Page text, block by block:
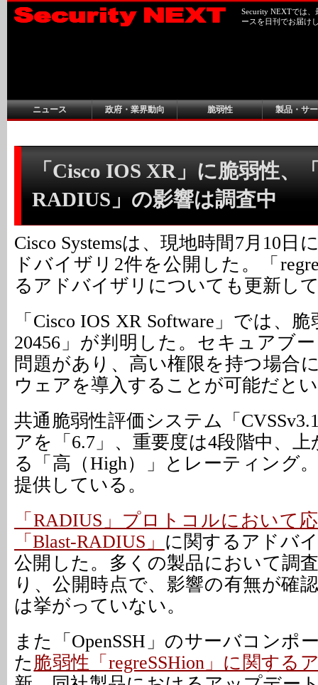
Security NEXTでは
ースを日刊でお届け
ニュース 政府・業界動向 脆弱性 製品・サ
「Cisco IOS XR」に脆弱性、
RADIUS」の影響は調査中
Cisco Systemsは、現地時間7月10日
ドバイザリ2件を公開した。「
るアドバイザリについても更新し
「Cisco IOS XR Software」では、
20456」が判明した。セキュアブ
問題があり、高い権限を持つ場合
ウェアを導入することが可能だと
共通脆弱性評価システム「
アを「6.7」、重要度は4段階中、
る「高（High）」とレーティング
提供している。
「RADIUS」プロトコルにおいて
「Blast-RADIUS」 に関するアドバ
公開した。多くの製品において調
り、公開時点で、影響の有無が確
は挙がっていない。
また「OpenSSH」のサーバコンポ
た 脆弱性「regreSSHion」に関する